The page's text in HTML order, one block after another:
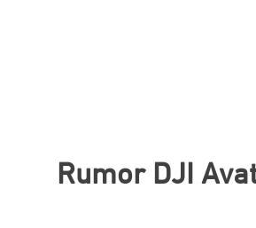
Rumor DJI